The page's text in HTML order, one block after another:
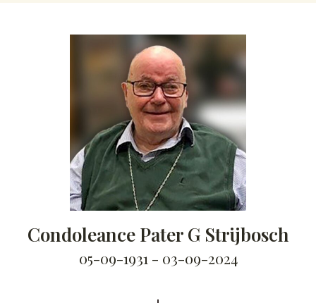
Condoleance Pater G Strijbosch
05-09-1931 - 03-09-2024